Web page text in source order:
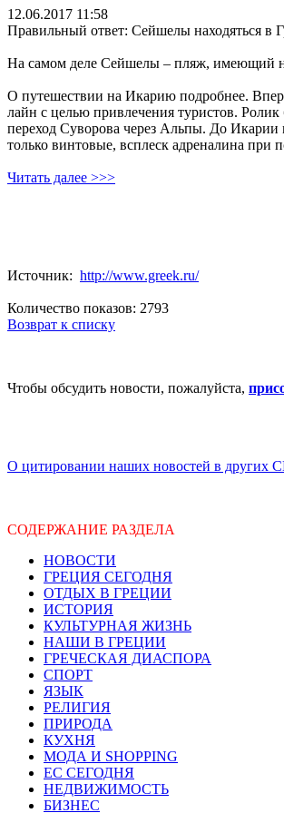
12.06.2017 11:58
Правильный ответ: Сейшелы находяться в
На самом деле Сейшелы – пляж, имеющий
О путешествии на Икарию подробнее.
лайн с целью привлечения туристов.
переход Суворова через Альпы. До
только винтовые, всплеск адреналина
Читать далее >>>
Источник: http://www.greek.ru/
Количество показов: 2793
Возврат к списку
Чтобы обсудить новости, пожалуйста,
О цитировании наших новостей в других
СОДЕРЖАНИЕ РАЗДЕЛА
НОВОСТИ
ГРЕЦИЯ СЕГОДНЯ
ОТДЫХ В ГРЕЦИИ
ИСТОРИЯ
КУЛЬТУРНАЯ ЖИЗНЬ
НАШИ В ГРЕЦИИ
ГРЕЧЕСКАЯ ДИАСПОРА
СПОРТ
ЯЗЫК
РЕЛИГИЯ
ПРИРОДА
КУХНЯ
МОДА И SHOPPING
ЕС СЕГОДНЯ
НЕДВИЖИМОСТЬ
БИЗНЕС